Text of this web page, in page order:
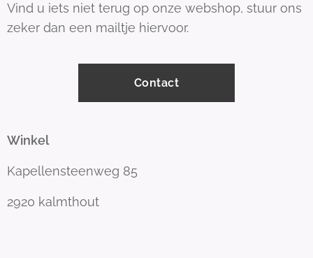
Vind u iets niet terug op onze webshop, stuur ons
zeker dan een mailtje hiervoor.
Contact
Winkel
Kapellensteenweg 85
2920 kalmthout